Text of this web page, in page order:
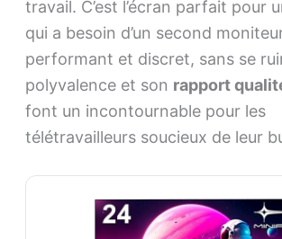
travail. C’est l’écran parfait pour
qui a besoin d’un second
performant et discret, sans se
polyvalence et son rapport
font un incontournable pour les
télétravailleurs soucieux de leur